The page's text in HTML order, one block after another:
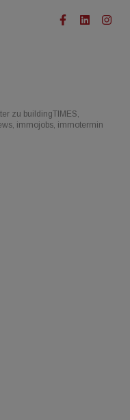
zu buildingTIMES,
immojobs, immotermin